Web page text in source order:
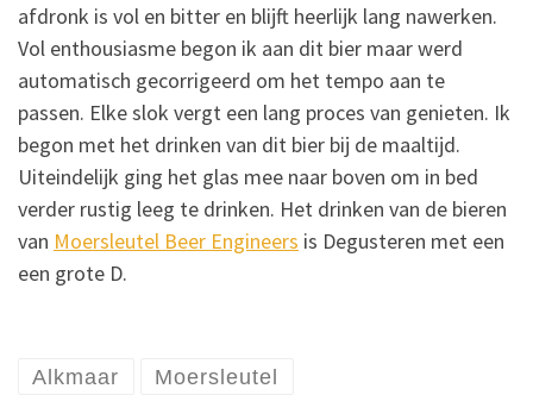
afdronk is vol en bitter en blijft heerlijk lang nawerken.
Vol enthousiasme begon ik aan dit bier maar werd
automatisch gecorrigeerd om het tempo aan te
passen. Elke slok vergt een lang proces van genieten. Ik
begon met het drinken van dit bier bij de maaltijd.
Uiteindelijk ging het glas mee naar boven om in bed
verder rustig leeg te drinken. Het drinken van de bieren
van Moersleutel Beer Engineers is Degusteren met een
een grote D.
Alkmaar Moersleutel